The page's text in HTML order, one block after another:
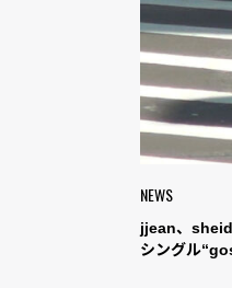
NEWS
jjean、
シングル